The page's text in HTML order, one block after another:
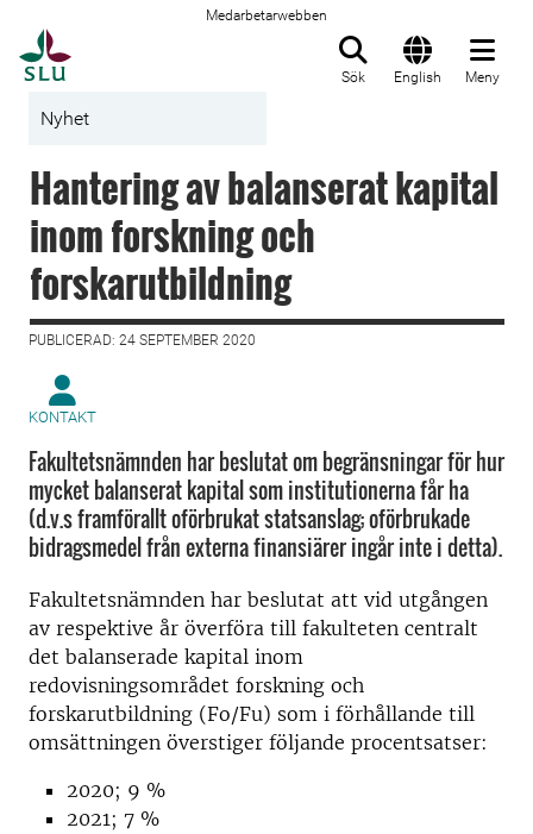
Medarbetarwebben
Sök English Meny
Nyhet
Hantering av balanserat kapital
inom forskning och
forskarutbildning
PUBLICERAD: 24 SEPTEMBER 2020
KONTAKT
Fakultetsnämnden har beslutat om begränsningar för hur
mycket balanserat kapital som institutionerna får ha
(d.v.s framförallt oförbrukat statsanslag; oförbrukade
bidragsmedel från externa finansiärer ingår inte i detta).
Fakultetsnämnden har beslutat att vid utgången
av respektive år överföra till fakulteten centralt
det balanserade kapital inom
redovisningsområdet forskning och
forskarutbildning (Fo/Fu) som i förhållande till
omsättningen överstiger följande procentsatser:
2020; 9 %
2021; 7 %